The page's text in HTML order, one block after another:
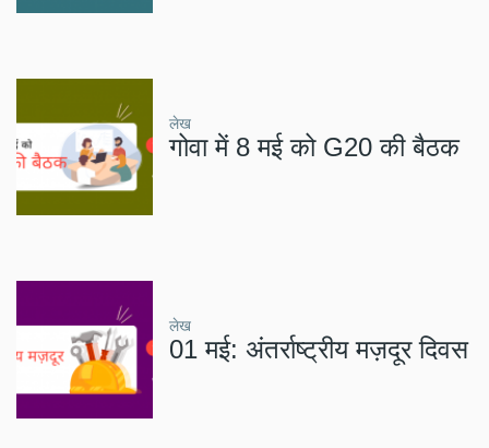
लेख
गोवा में 8 मई को G20 की बैठक
लेख
01 मई: अंतर्राष्ट्रीय मज़दूर दिवस